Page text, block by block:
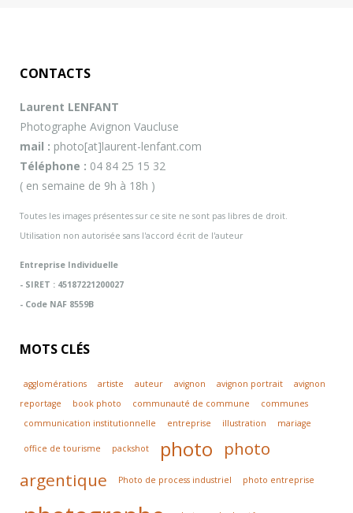
CONTACTS
Laurent LENFANT
Photographe Avignon Vaucluse
mail : photo[at]laurent-lenfant.com
Téléphone : 04 84 25 15 32
( en semaine de 9h à 18h )
Toutes les images présentes sur ce site ne sont pas libres de droit.
Utilisation non autorisée sans l'accord écrit de l'auteur
Entreprise Individuelle
- SIRET : 45187221200027
- Code NAF 8559B
MOTS CLÉS
agglomérations artiste auteur avignon avignon portrait
avignon
reportage
book photo communauté de commune
communes
communication institutionnelle
entreprise illustration mariage
office de tourisme packshot photo
photo
argentique
Photo de process industriel photo entreprise